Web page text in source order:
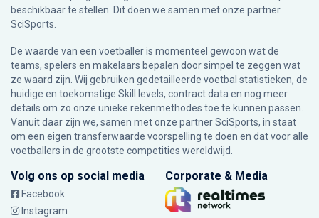
beschikbaar te stellen. Dit doen we samen met onze partner
SciSports
De waarde van een voetballer is momenteel gewoon wat de
teams, spelers en makelaars bepalen door simpel te zeggen wat
ze waard zijn. Wij gebruiken gedetailleerde voetbal statistieken, de
huidige en toekomstige Skill levels, contract data en nog meer
details om zo onze unieke rekenmethodes toe te kunnen passen.
Vanuit daar zijn we, samen met onze partner SciSports, in staat
om een eigen transferwaarde voorspelling te doen en dat voor alle
voetballers in de grootste competities wereldwijd.
Volg ons op social media
Facebook
Instagram
Corporate & Media